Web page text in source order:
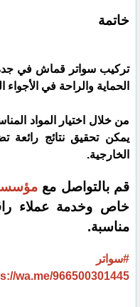
خاتمة
تركيب سواتر قماش في جدة
الحماية والراحة في الأجواء
من خلال اختيار المواد
يمكن تحقيق نتائج
الخارجية.
قم بالتواصل مع
خاص وخدمة عملاء
مناسبة.
#سواتر
wa.me/966500301445